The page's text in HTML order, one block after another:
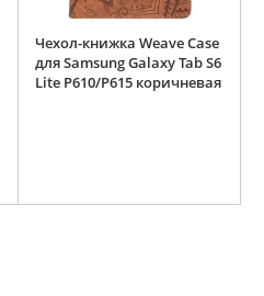
Чехол-книжка Weave Case
для Samsung Galaxy Tab S6
Lite P610/P615 коричневая